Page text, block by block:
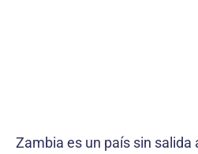
Zambia es un país sin salida